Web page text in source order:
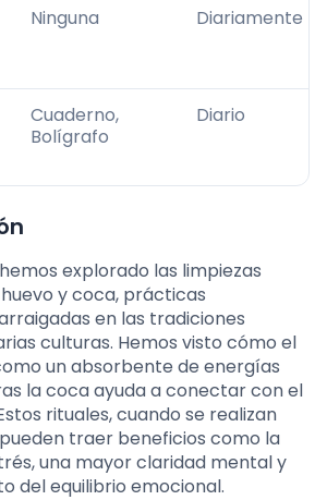
Ninguna Diariamente
Cuaderno,
Bolígrafo
Diario
explorado las limpiezas
y coca, prácticas
en las tradiciones
culturas. Hemos visto cómo el
un absorbente de energías
la coca ayuda a conectar con el
rituales, cuando se realizan
traer beneficios como la
una mayor claridad mental y
del equilibrio emocional.